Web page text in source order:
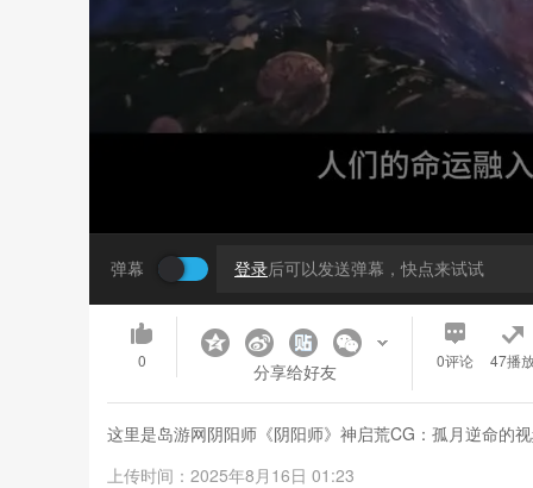
弹幕 登录后可以发送弹幕，快点来试试
0 分享给好友 0评论 47播
这里是岛游网阴阳师《阴阳师》神启荒CG：孤月逆命的
上传时间：2025年8月16日 01:23